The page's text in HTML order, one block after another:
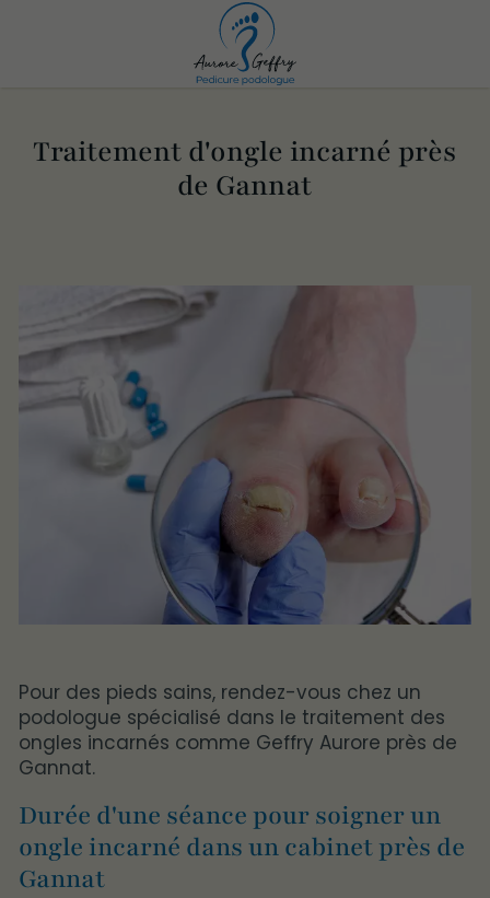
Traitement d'ongle incarné près
de Gannat
Pour des pieds sains, rendez-vous chez un
podologue spécialisé dans le traitement des
ongles incarnés comme Geffry Aurore près de
Gannat.
Durée d'une séance pour soigner un
ongle incarné dans un cabinet près de
Gannat